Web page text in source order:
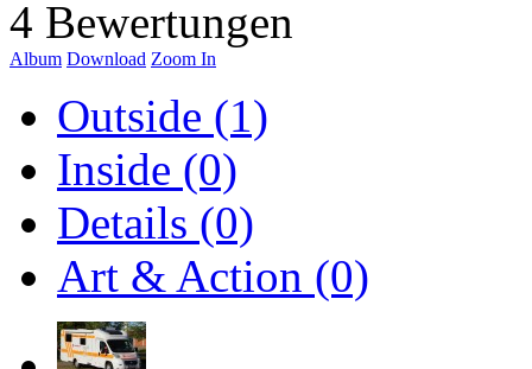
4 Bewertungen
Album Download Zoom In
Outside (1)
Inside (0)
Details (0)
Art & Action (0)